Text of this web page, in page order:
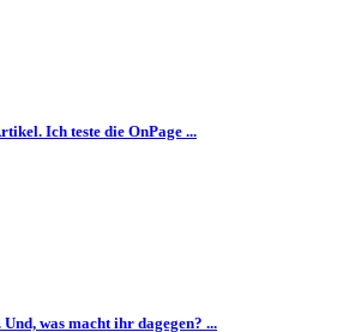
Ich teste die OnPage ...
was macht ihr dagegen? ...